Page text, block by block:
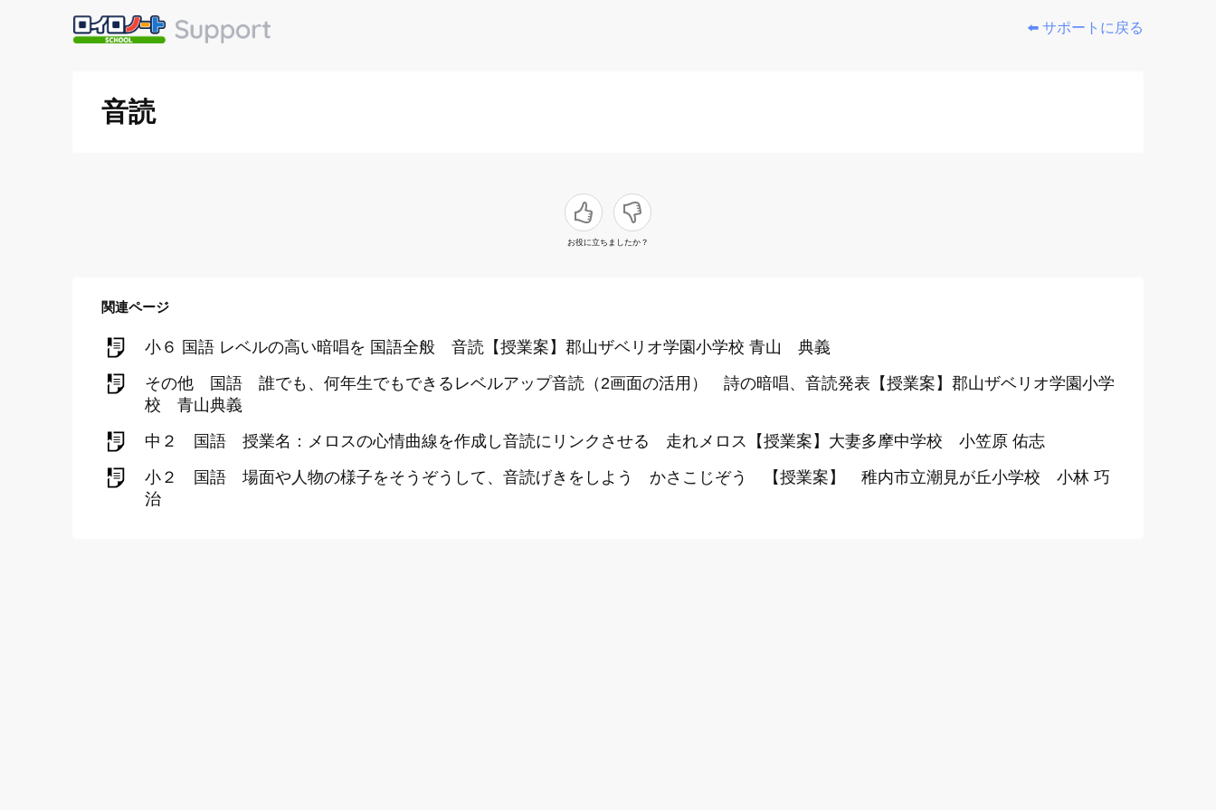
⬅️ サポートに戻る
音読
お役に立ちましたか？
関連ページ
小６ 国語 レベルの高い暗唱を 国語全般 音読【授業案】郡山ザベリオ学園小学校 青山 典義
その他 国語 誰でも、何年生でもできるレベルアップ音読（2画面の活用） 詩の暗唱、音読発表【授業案】郡山ザベリオ学園小学
校 青山典義
中２ 国語 授業名：メロスの心情曲線を作成し音読にリンクさせる 走れメロス【授業案】大妻多摩中学校 小笠原 佑志
小２ 国語 場面や人物の様子をそうぞうして、音読げきをしよう かさこじぞう 【授業案】 稚内市立潮見が丘小学校 小林 巧
治